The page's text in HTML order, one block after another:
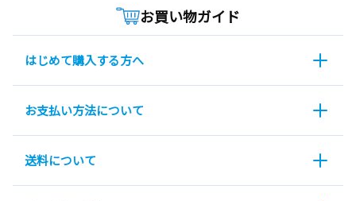
お買い物ガイド
はじめて購入する方へ
お支払い方法について
送料について